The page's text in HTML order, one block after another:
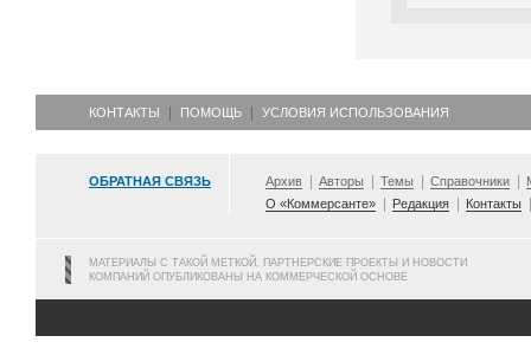
КОНТАКТЫ ПОМОЩЬ УСЛОВИЯ ИСПОЛЬЗОВАНИЯ
ОБРАТНАЯ СВЯЗЬ Архив Авторы Темы Справочники
О «Коммерсанте»
Редакция Контакты
МАТЕРИАЛЫ С ТАКОЙ МЕТКОЙ, ПАРТНЕРСКИЕ ПРОЕКТЫ И НОВОСТИ
КОМПАНИЙ ОПУБЛИКОВАНЫ НА КОММЕРЧЕСКОЙ ОСНОВЕ